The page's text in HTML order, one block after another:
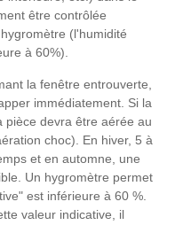
être contrôlée
(l'humidité
à 60%).
la fenêtre entrouverte,
immédiatement. Si la
pièce devra être aérée au
choc). En hiver, 5 à
et en automne, une
Un hygromètre permet
est inférieure à 60 %.
valeur indicative, il